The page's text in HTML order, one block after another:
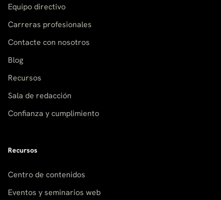
Equipo directivo
Carreras profesionales
Contacte con nosotros
Blog
Recursos
Sala de redacción
Confianza y cumplimiento
Recursos
Centro de contenidos
Eventos y seminarios web